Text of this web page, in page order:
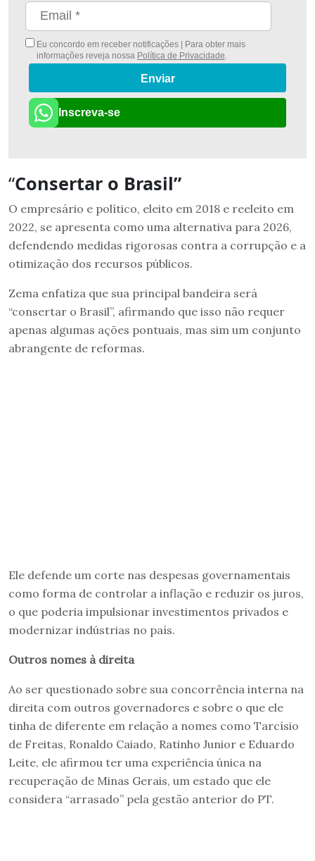
Eu concordo em receber notificações | Para obter mais
informações reveja nossa Política de Privacidade.
Enviar
Inscreva-se
“Consertar o Brasil”
O empresário e político, eleito em 2018 e reeleito em
2022, se apresenta como uma alternativa para 2026,
defendendo medidas rigorosas contra a corrupção e a
otimização dos recursos públicos.
Zema enfatiza que sua principal bandeira será
“consertar o Brasil”, afirmando que isso não requer
apenas algumas ações pontuais, mas sim um conjunto
abrangente de reformas.
Ele defende um corte nas despesas governamentais
como forma de controlar a inflação e reduzir os juros,
o que poderia impulsionar investimentos privados e
modernizar indústrias no país.
Outros nomes à direita
Ao ser questionado sobre sua concorrência interna na
direita com outros governadores e sobre o que ele
tinha de diferente em relação a nomes como Tarcísio
de Freitas, Ronaldo Caiado, Ratinho Junior e Eduardo
Leite, ele afirmou ter uma experiência única na
recuperação de Minas Gerais, um estado que ele
considera “arrasado” pela gestão anterior do PT.